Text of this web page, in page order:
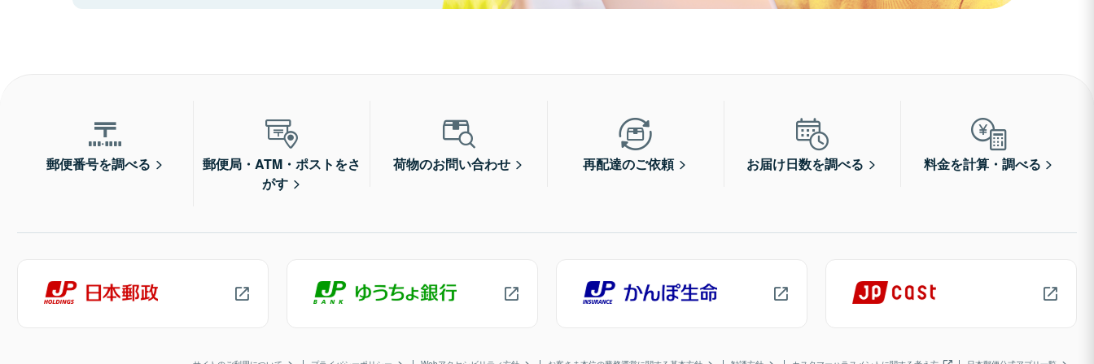
郵便番号を調べる
郵便局・ATM・ポストをさ
がす
荷物のお問い合わせ 再配達のご依頼 お届け日数を調べる 料金を計算・調べる